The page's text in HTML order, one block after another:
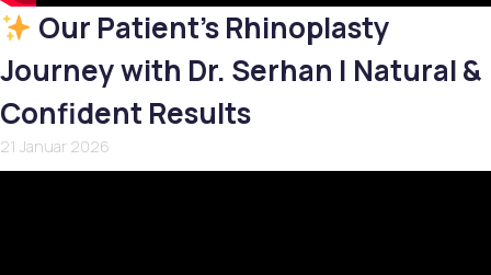
Our Patient’s Rhinoplasty
Journey with Dr. Serhan | Natural &
Confident Results
21 Januar 2026